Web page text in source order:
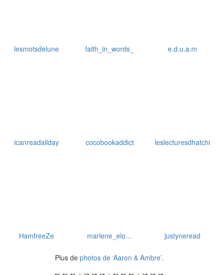
lesmotsdelune faith_in_words_ e.d.u.a.m
icanreadallday cocobookaddict leslecturesdhatchi
HamfreeZe marlene_elo… justyneread
Plus de photos de ‘Aaron & Ambre’.